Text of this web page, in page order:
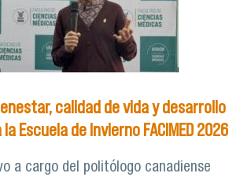
calidad de vida y desarrollo
Escuela de Invierno FACIMED 2026
a cargo del politólogo canadiense